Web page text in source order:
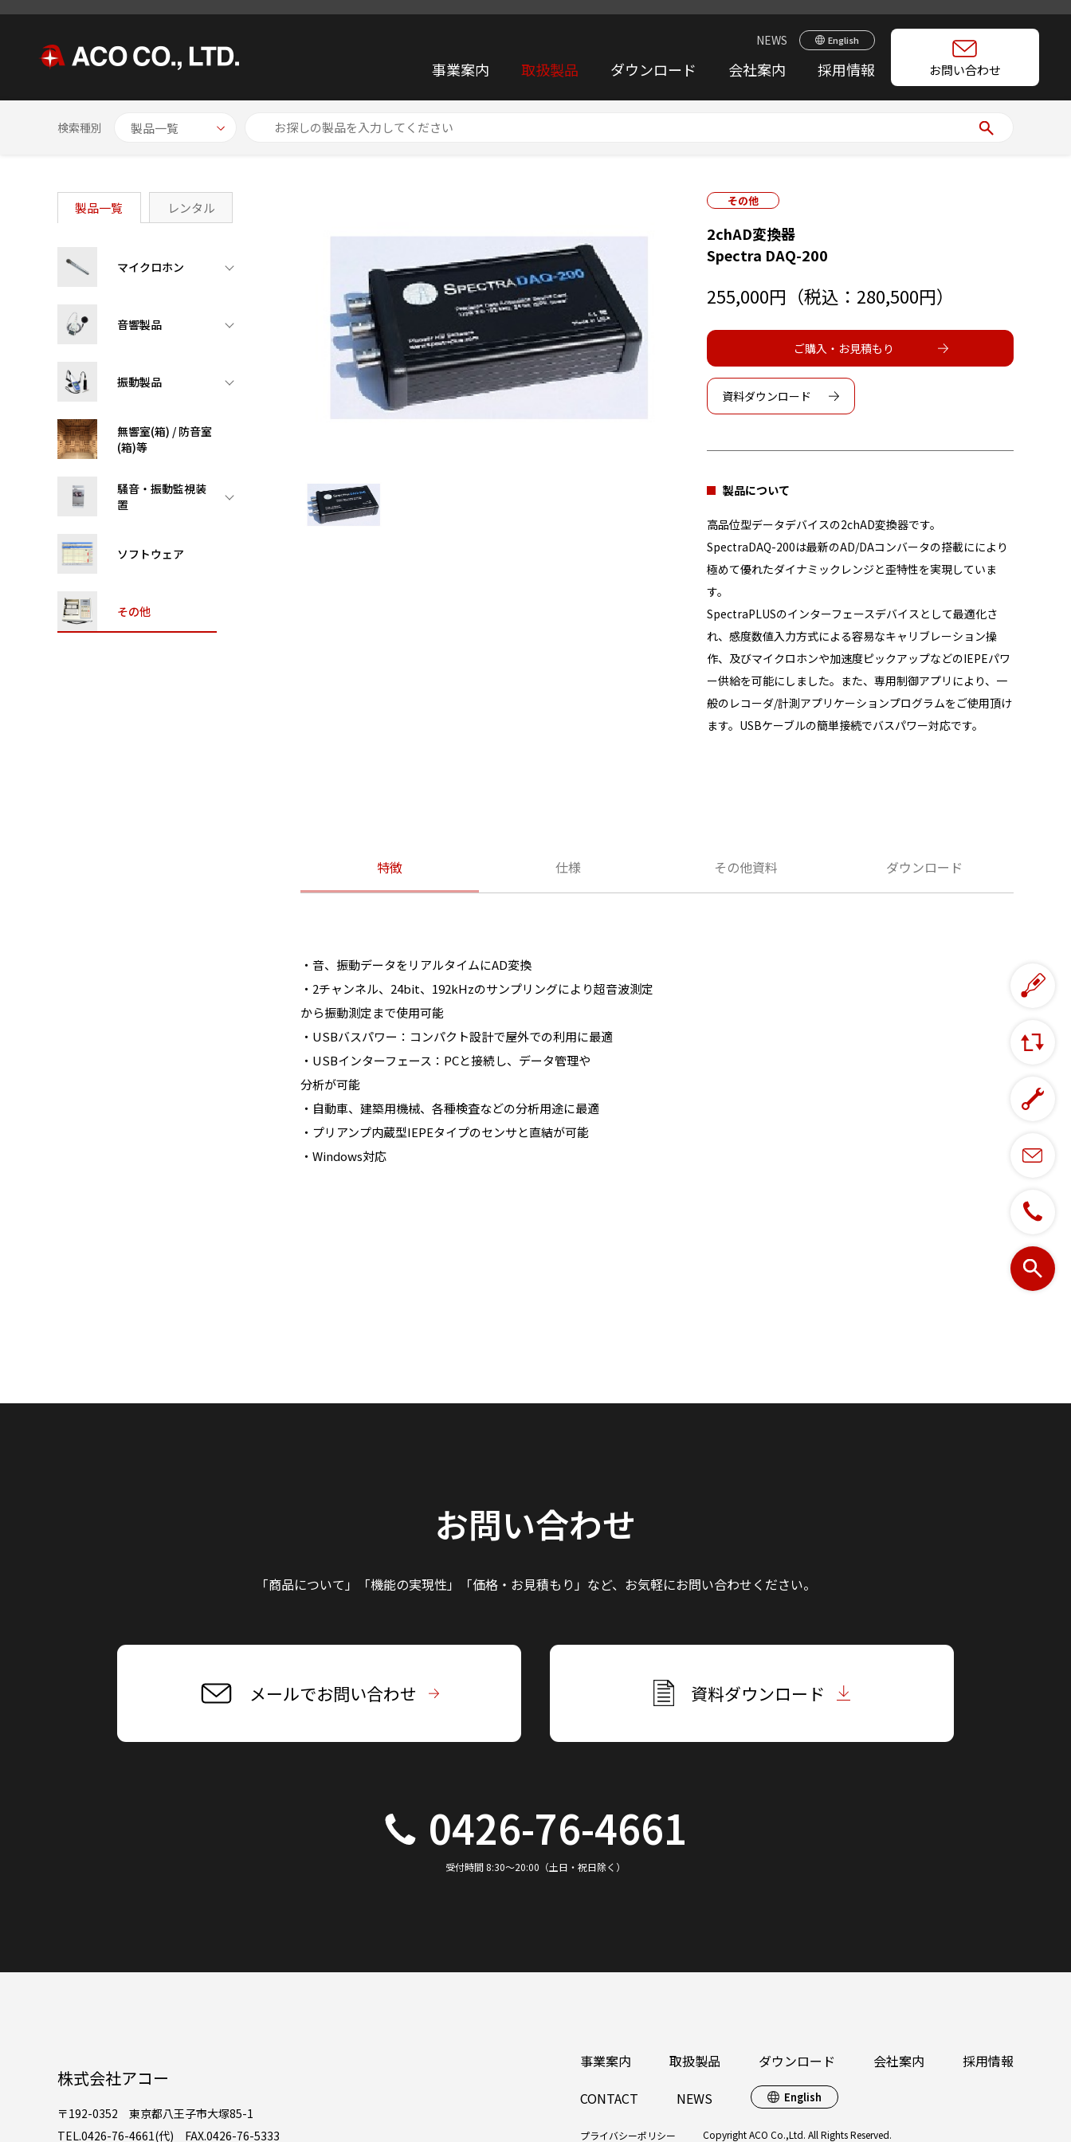
NEWS English
事業案内 取扱製品 ダウンロード 会社案内 採用情報 お問い合わせ
検索種別
HOME 製品一覧 その他 2chAD変換器 Spectra DAQ-200
製品一覧 レンタル
マイクロホン
音響製品
振動製品
無響室(箱) / 防音室
(箱)等
騒音・振動監視装
置
ソフトウェア
その他
その他
2chAD変換器
Spectra DAQ-200
255,000円（税込：280,500円）
ご購入・お見積もり
資料ダウンロード
製品について
高品位型データデバイスの2chAD変換器です。
SpectraDAQ-200は最新のAD/DAコンバータの搭載ににより
極めて優れたダイナミックレンジと歪特性を実現していま
す。
SpectraPLUSのインターフェースデバイスとして最適化さ
れ、感度数値入力方式による容易なキャリブレーション操
作、及びマイクロホンや加速度ピックアップなどのIEPEパワ
ー供給を可能にしました。また、専用制御アプリにより、一
般のレコーダ/計測アプリケーションプログラムをご使用頂け
ます。USBケーブルの簡単接続でバスパワー対応です。
特徴 仕様 その他資料 ダウンロード
・音、振動データをリアルタイムにAD変換
・2チャンネル、24bit、192kHzのサンプリングにより超音波測定
から振動測定まで使用可能
・USBバスパワー：コンパクト設計で屋外での利用に最適
・USBインターフェース：PCと接続し、データ管理や
分析が可能
・自動車、建築用機械、各種検査などの分析用途に最適
・プリアンプ内蔵型IEPEタイプのセンサと直結が可能
・Windows対応
お問い合わせ
「商品について」「機能の実現性」 「価格・お見積もり」など、 お気軽にお問い合わせください。
メールでお問い合わせ 資料ダウンロード
0426-76-4661
受付時間 8:30～20:00（土日・祝日除く）
株式会社アコー
〒192-0352 東京都八王子市大塚85-1
TEL.0426-76-4661(代) FAX.0426-76-5333
事業案内 取扱製品 ダウンロード 会社案内
採用情報
CONTACT
NEWS English
プライバシーポリシー Copyright ACO Co.,Ltd. All Rights Reserved.